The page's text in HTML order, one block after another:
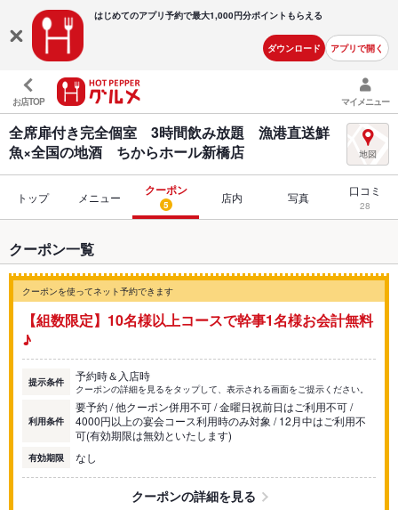
はじめてのアプリ予約で最大1,000円分ポイントもらえる
ダウンロード アプリで開く
お店TOP マイメニュー
全席扉付き完全個室 3時間飲み放題 漁港直送鮮
魚×全国の地酒 ちからホール新橋店
トップ メニュー クーポン
5 店内 写真 口コミ
28
クーポン一覧
クーポンを使ってネット予約できます
【組数限定】10名様以上コースで幹事1名様お会計無料
♪
提示条件 予約時＆入店時
クーポンの詳細を見るをタップして、表示される画面をご提示ください。
利用条件
要予約 / 他クーポン併用不可 / 金曜日祝前日はご利用不可 /
4000円以上の宴会コース利用時のみ対象 / 12月中はご利用不
可(有効期限は無効といたします)
有効期限 なし
クーポンの詳細を見る